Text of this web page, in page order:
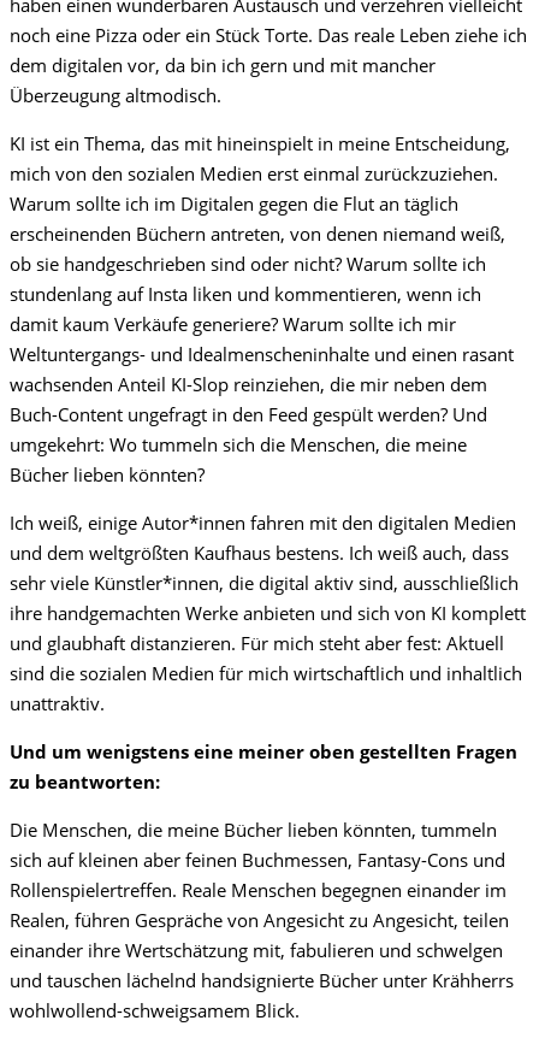
haben einen wunderbaren Austausch und verzehren vielleicht
noch eine Pizza oder ein Stück Torte. Das reale Leben ziehe ich
dem digitalen vor, da bin ich gern und mit mancher
Überzeugung altmodisch.
KI ist ein Thema, das mit hineinspielt in meine Entscheidung,
mich von den sozialen Medien erst einmal zurückzuziehen.
Warum sollte ich im Digitalen gegen die Flut an täglich
erscheinenden Büchern antreten, von denen niemand weiß,
ob sie handgeschrieben sind oder nicht? Warum sollte ich
stundenlang auf Insta liken und kommentieren, wenn ich
damit kaum Verkäufe generiere? Warum sollte ich mir
Weltuntergangs- und Idealmenscheninhalte und einen rasant
wachsenden Anteil KI-Slop reinziehen, die mir neben dem
Buch-Content ungefragt in den Feed gespült werden? Und
umgekehrt: Wo tummeln sich die Menschen, die meine
Bücher lieben könnten?
Ich weiß, einige Autor*innen fahren mit den digitalen Medien
und dem weltgrößten Kaufhaus bestens. Ich weiß auch, dass
sehr viele Künstler*innen, die digital aktiv sind, ausschließlich
ihre handgemachten Werke anbieten und sich von KI komplett
und glaubhaft distanzieren. Für mich steht aber fest: Aktuell
sind die sozialen Medien für mich wirtschaftlich und inhaltlich
unattraktiv.
Und um wenigstens eine meiner oben gestellten Fragen
zu beantworten:
Die Menschen, die meine Bücher lieben könnten, tummeln
sich auf kleinen aber feinen Buchmessen, Fantasy-Cons und
Rollenspielertreffen. Reale Menschen begegnen einander im
Realen, führen Gespräche von Angesicht zu Angesicht, teilen
einander ihre Wertschätzung mit, fabulieren und schwelgen
und tauschen lächelnd handsignierte Bücher unter Krähherrs
wohlwollend-schweigsamem Blick.